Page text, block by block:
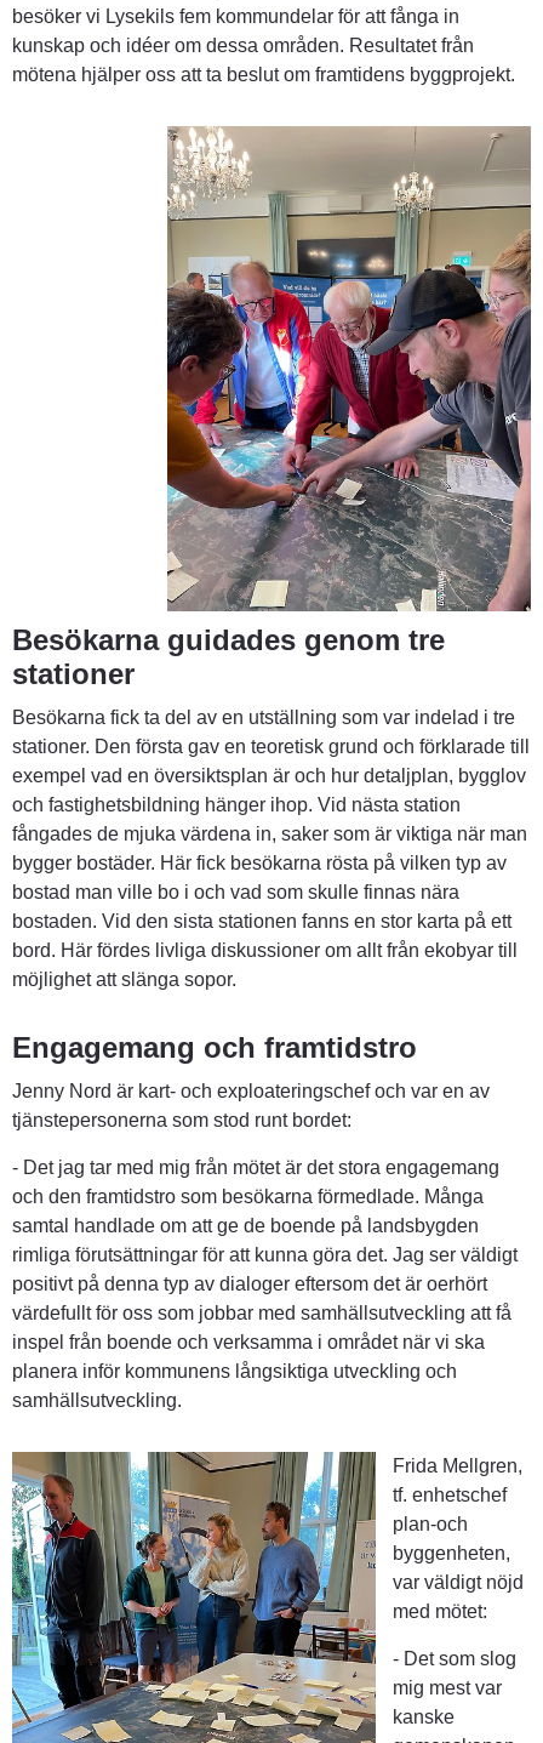
besöker vi Lysekils fem kommundelar för att fånga in
kunskap och idéer om dessa områden. Resultatet från
mötena hjälper oss att ta beslut om framtidens byggprojekt.
Besökarna guidades genom tre
stationer
Besökarna fick ta del av en utställning som var indelad i tre
stationer. Den första gav en teoretisk grund och förklarade till
exempel vad en översiktsplan är och hur detaljplan, bygglov
och fastighetsbildning hänger ihop. Vid nästa station
fångades de mjuka värdena in, saker som är viktiga när man
bygger bostäder. Här fick besökarna rösta på vilken typ av
bostad man ville bo i och vad som skulle finnas nära
bostaden. Vid den sista stationen fanns en stor karta på ett
bord. Här fördes livliga diskussioner om allt från ekobyar till
möjlighet att slänga sopor.
Engagemang och framtidstro
Jenny Nord är kart- och exploateringschef och var en av
tjänstepersonerna som stod runt bordet:
- Det jag tar med mig från mötet är det stora engagemang
och den framtidstro som besökarna förmedlade. Många
samtal handlade om att ge de boende på landsbygden
rimliga förutsättningar för att kunna göra det. Jag ser väldigt
positivt på denna typ av dialoger eftersom det är oerhört
värdefullt för oss som jobbar med samhällsutveckling att få
inspel från boende och verksamma i området när vi ska
planera inför kommunens långsiktiga utveckling och
samhällsutveckling.
Frida Mellgren,
tf. enhetschef
plan-och
byggenheten,
var väldigt nöjd
med mötet:
- Det som slog
mig mest var
kanske